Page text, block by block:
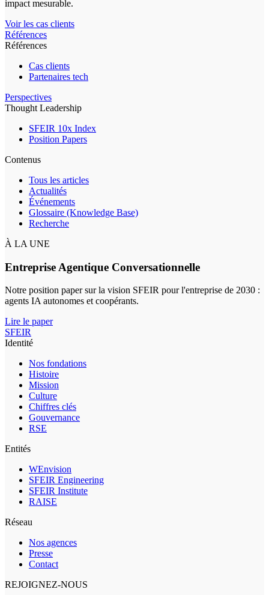
impact mesurable.
Voir les cas clients
Références
Références
Cas clients
Partenaires tech
Perspectives
Thought Leadership
SFEIR 10x Index
Position Papers
Contenus
Tous les articles
Actualités
Événements
Glossaire (Knowledge Base)
Recherche
À LA UNE
Entreprise Agentique Conversationnelle
Notre position paper sur la vision SFEIR pour l'entreprise de 2030 :
agents IA autonomes et coopérants.
Lire le paper
SFEIR
Identité
Nos fondations
Histoire
Mission
Culture
Chiffres clés
Gouvernance
RSE
Entités
WEnvision
SFEIR Engineering
SFEIR Institute
RAISE
Réseau
Nos agences
Presse
Contact
REJOIGNEZ-NOUS